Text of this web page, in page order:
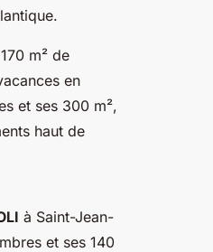
m² de
en
et ses 300 m²,
haut de
à Saint-Jean-
et ses 140